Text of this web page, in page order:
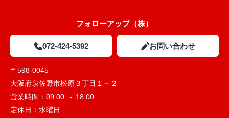
フォローアップ（株）
072-424-5392 お問い合わせ
〒598-0045
大阪府泉佐野市松原３丁目１－２
営業時間： 09:00 ～ 18:00
定休日： 水曜日